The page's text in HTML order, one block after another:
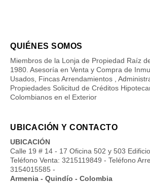
QUIÉNES SOMOS
Miembros de la Lonja de Propiedad Raíz
1980. Asesoría en Venta y Compra de
Usados, Fincas Arrendamientos ,
Propiedades Solicitud de Créditos
Colombianos en el Exterior
UBICACIÓN Y CONTACTO
UBICACIÓN
Calle 19 # 14 - 17 Oficina 502 y 503
Teléfono Venta: 3215119849 - Teléfono
3154015585 -
Armenia - Quindío - Colombia